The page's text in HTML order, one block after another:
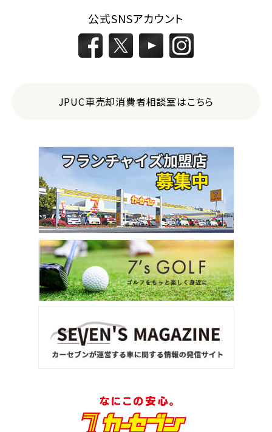
公式SNSアカウント
JPUC車売却消費者相談室はこちら